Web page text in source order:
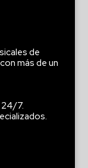
de
más de un
24/7.